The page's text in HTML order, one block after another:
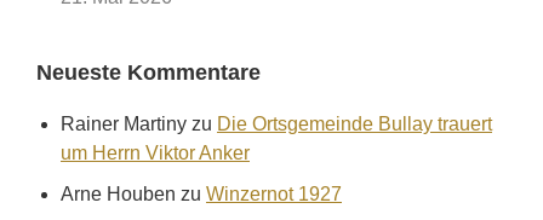
Neueste Kommentare
Rainer Martiny zu Die Ortsgemeinde Bullay trauert
um Herrn Viktor Anker
Arne Houben zu Winzernot 1927